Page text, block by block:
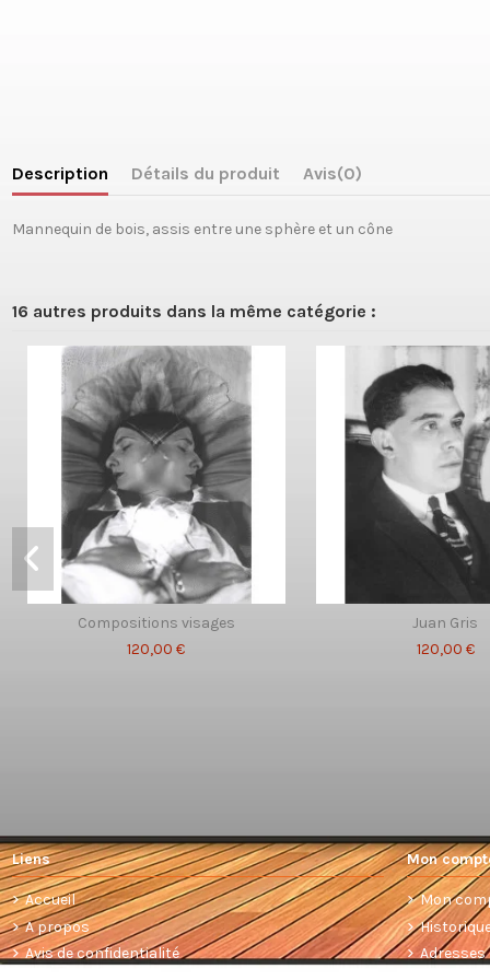
Description Détails du produit Avis(0)
Mannequin de bois, assis entre une sphère et un cône
16 autres produits dans la même catégorie :
Compositions visages
120,00 €
Juan Gris
120,00 €
Liens
Accueil
A propos
Avis de confidentialité
Mon
Mon
Adresses